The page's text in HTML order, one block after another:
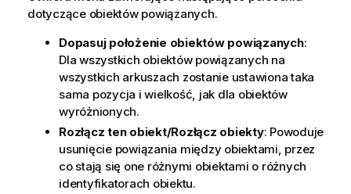
dotyczące obiektów powiązanych.
Dopasuj położenie obiektów powiązanych:
Dla wszystkich obiektów powiązanych na
wszystkich arkuszach zostanie ustawiona taka
sama pozycja i wielkość, jak dla obiektów
wyróżnionych.
Rozłącz ten obiekt/Rozłącz obiekty: Powoduje
usunięcie powiązania między obiektami, przez
co stają się one różnymi obiektami o różnych
identyfikatorach obiektu.